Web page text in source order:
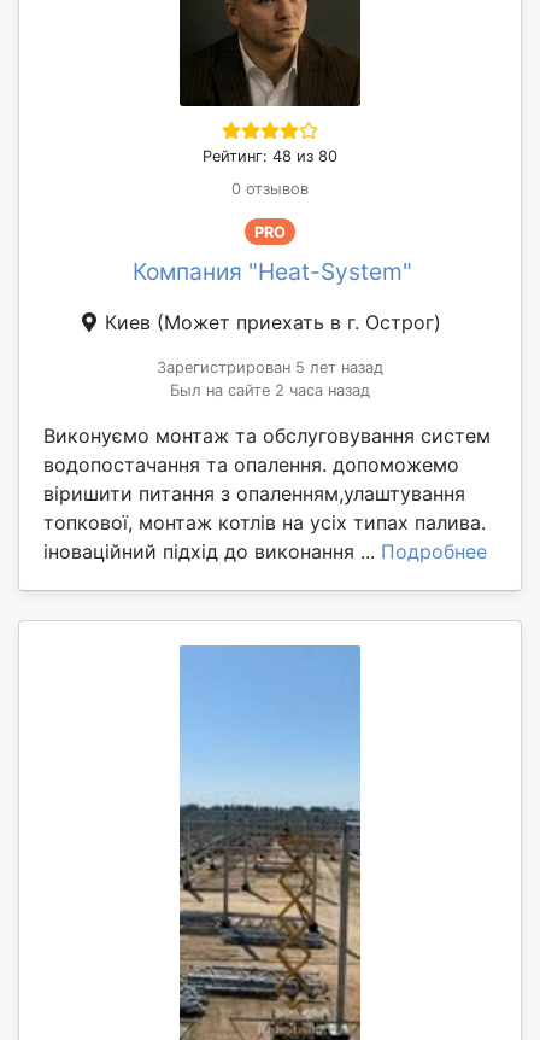
Рейтинг: 48 из 80
0 отзывов
PRO
Компания "Heat-System"
Киев (Может приехать в г. Острог)
Зарегистрирован 5 лет назад
Был на сайте 2 часа назад
Виконуємо монтаж та обслуговування систем
водопостачання та опалення. допоможемо
віришити питання з опаленням,улаштування
топкової, монтаж котлів на усіх типах палива.
іноваційний підхід до виконання ... Подробнее